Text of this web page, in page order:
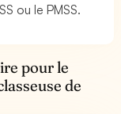
ou le PMSS.
pour le
de